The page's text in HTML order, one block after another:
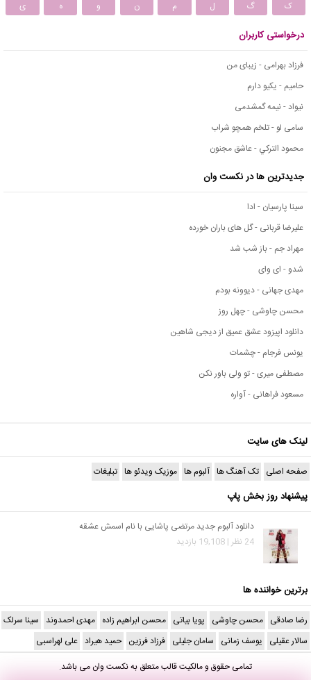
ک
گ ل م ن و ه ی
درخواستی کاربران
فرزاد بهرامی - زیبای من
حامیم - یکیو دارم
نیواد - نیمه گمشدمی
سامی لو - تلخم همچو شراب
محمود التركي - عاشق مجنون
جدیدترین ها در نکست وان
سینا پارسیان - ادا
علیرضا قربانی - گل های باران خورده
مهراد جم - باز شب شد
شدو - ای وای
مهدی جهانی - دیوونه بودم
محسن چاوشی - چهل روز
دانلود اپیزود عشق عمیق از دیجی شاهین
یونس فرجام - چشمات
مصطفی میری - تو ولی باور نکن
مسعود فراهانی - آواره
لینک های سایت
صفحه اصلی تک آهنگ ها آلبوم ها موزیک ویدئو ها تبلیغات
پیشنهاد روز بخش پاپ
دانلود آلبوم جدید مرتضی پاشایی با نام اسمش عشقه
24 نظر | 19,108 بازدید
برترین خواننده ها
رضا صادقی محسن چاوشی پویا بیاتی محسن ابراهیم زاده مهدی احمدوند سینا سرلک
سالار عقیلی یوسف زمانی سامان جلیلی فرزاد فرزین حمید هیراد علی لهراسبی
تمامی حقوق و مالکیت قالب متعلق بهنکست وانمی باشد.